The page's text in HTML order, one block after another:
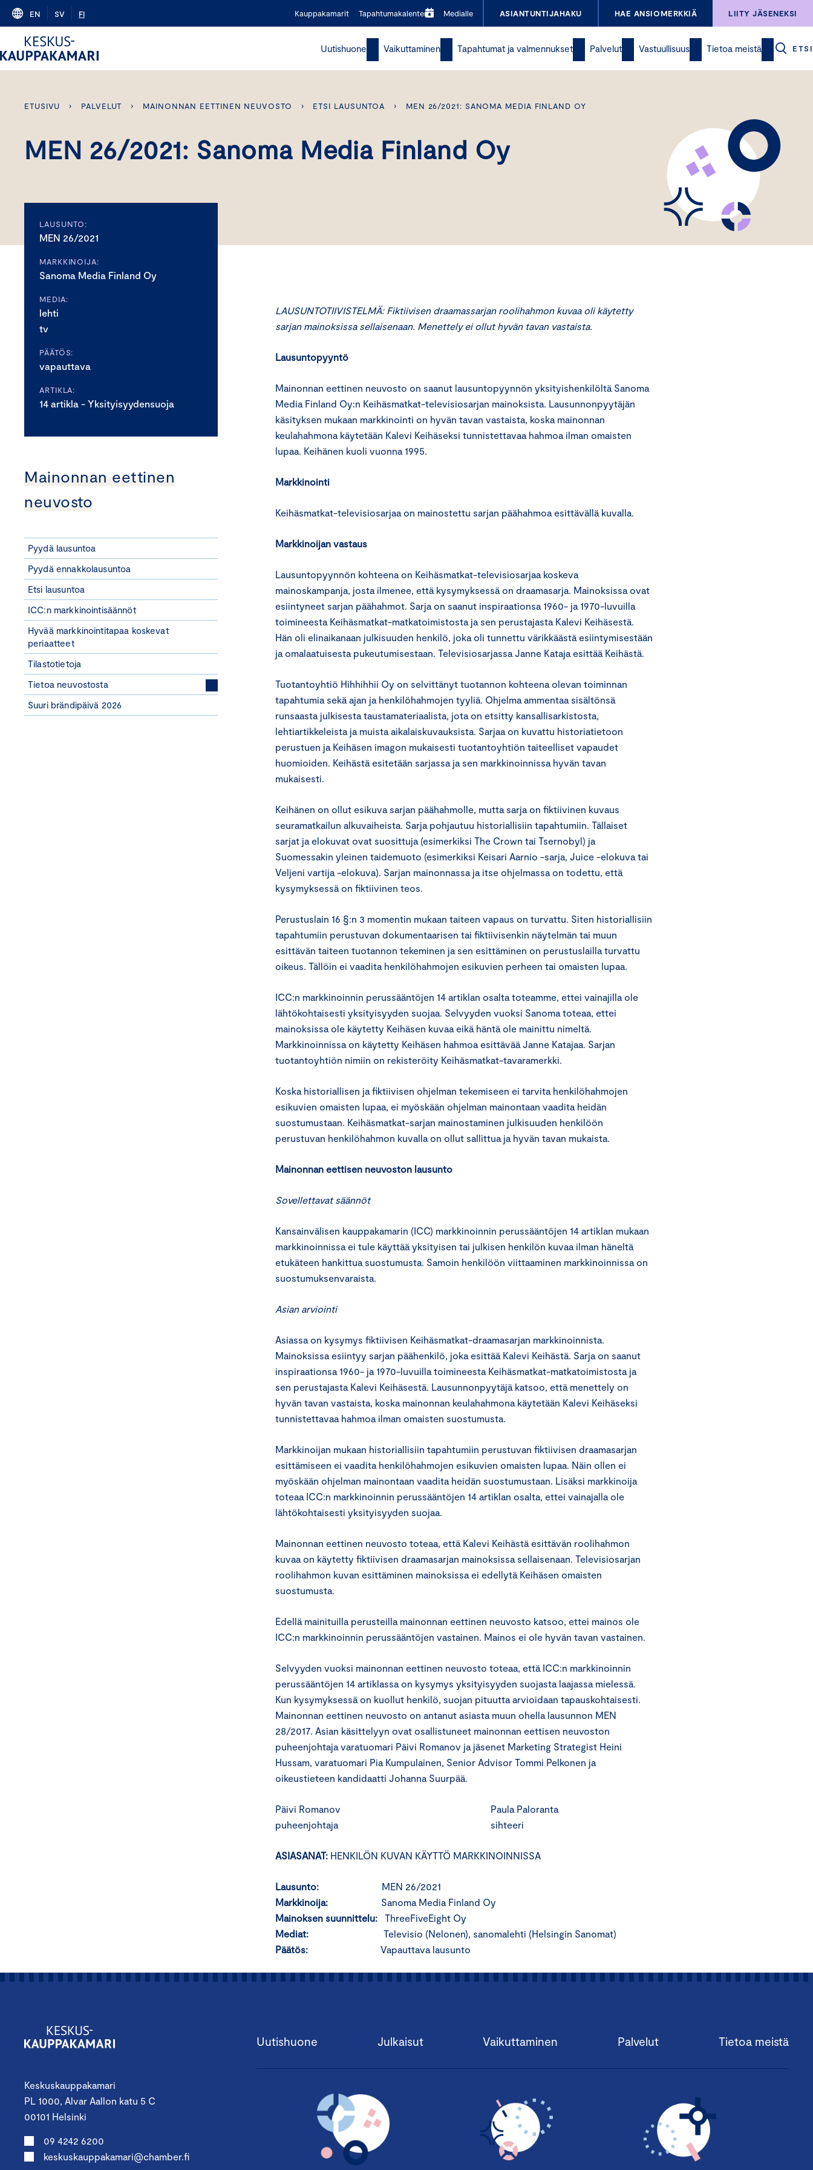
Skip
content
EN SV FI Kauppakamarit Tapahtumakalenteri Medialle ASIANTUNTIJAHAKU HAE ANSIOMERKKIÄ LIITY JÄSENEKSI
Uutishuone Vaikuttaminen Tapahtumat ja valmennukset Palvelut Vastuullisuus Tietoa meistä ETSI
ETUSIVU › PALVELUT › MAINONNAN EETTINEN NEUVOSTO › ETSI LAUSUNTOA › MEN 26/2021: SANOMA MEDIA FINLAND OY
MEN 26/2021: Sanoma Media Finland Oy
LAUSUNTO:
MEN 26/2021
MARKKINOIJA:
Sanoma Media Finland Oy
MEDIA:
lehti
tv
PÄÄTÖS:
vapauttava
ARTIKLA:
14 artikla - Yksityisyydensuoja
Mainonnan eettinen
neuvosto
Pyydä lausuntoa
Pyydä ennakkolausuntoa
Etsi lausuntoa
ICC:n markkinointisäännöt
Hyvää markkinointitapaa koskevat
periaatteet
Tilastotietoja
Tietoa neuvostosta
Suuri brändipäivä 2026
LAUSUNTOTIIVISTELMÄ: Fiktiivisen draamassarjan roolihahmon kuvaa oli käytetty
sarjan mainoksissa sellaisenaan. Menettely ei ollut hyvän tavan vastaista.
Lausuntopyyntö
Mainonnan eettinen neuvosto on saanut lausuntopyynnön yksityishenkilöltä Sanoma
Media Finland Oy:n Keihäsmatkat-televisiosarjan mainoksista. Lausunnonpyytäjän
käsityksen mukaan markkinointi on hyvän tavan vastaista, koska mainonnan
keulahahmona käytetään Kalevi Keihäseksi tunnistettavaa hahmoa ilman omaisten
lupaa. Keihänen kuoli vuonna 1995.
Markkinointi
Keihäsmatkat-televisiosarjaa on mainostettu sarjan päähahmoa esittävällä kuvalla.
Markkinoijan vastaus
Lausuntopyynnön kohteena on Keihäsmatkat-televisiosarjaa koskeva
mainoskampanja, josta ilmenee, että kysymyksessä on draamasarja. Mainoksissa ovat
esiintyneet sarjan päähahmot. Sarja on saanut inspiraationsa 1960- ja 1970-luvuilla
toimineesta Keihäsmatkat-matkatoimistosta ja sen perustajasta Kalevi Keihäsestä.
Hän oli elinaikanaan julkisuuden henkilö, joka oli tunnettu värikkäästä esiintymisestään
ja omalaatuisesta pukeutumisestaan. Televisiosarjassa Janne Kataja esittää Keihästä.
Tuotantoyhtiö Hihhihhii Oy on selvittänyt tuotannon kohteena olevan toiminnan
tapahtumia sekä ajan ja henkilöhahmojen tyyliä. Ohjelma ammentaa sisältönsä
runsaasta julkisesta taustamateriaalista, jota on etsitty kansallisarkistosta,
lehtiartikkeleista ja muista aikalaiskuvauksista. Sarjaa on kuvattu historiatietoon
perustuen ja Keihäsen imagon mukaisesti tuotantoyhtiön taiteelliset vapaudet
huomioiden. Keihästä esitetään sarjassa ja sen markkinoinnissa hyvän tavan
mukaisesti.
Keihänen on ollut esikuva sarjan päähahmolle, mutta sarja on fiktiivinen kuvaus
seuramatkailun alkuvaiheista. Sarja pohjautuu historiallisiin tapahtumiin. Tällaiset
sarjat ja elokuvat ovat suosittuja (esimerkiksi The Crown tai Tsernobyl) ja
Suomessakin yleinen taidemuoto (esimerkiksi Keisari Aarnio -sarja, Juice -elokuva tai
Veljeni vartija -elokuva). Sarjan mainonnassa ja itse ohjelmassa on todettu, että
kysymyksessä on fiktiivinen teos.
Perustuslain 16 §:n 3 momentin mukaan taiteen vapaus on turvattu. Siten historiallisiin
tapahtumiin perustuvan dokumentaarisen tai fiktiivisenkin näytelmän tai muun
esittävän taiteen tuotannon tekeminen ja sen esittäminen on perustuslailla turvattu
oikeus. Tällöin ei vaadita henkilöhahmojen esikuvien perheen tai omaisten lupaa.
ICC:n markkinoinnin perussääntöjen 14 artiklan osalta toteamme, ettei vainajilla ole
lähtökohtaisesti yksityisyyden suojaa. Selvyyden vuoksi Sanoma toteaa, ettei
mainoksissa ole käytetty Keihäsen kuvaa eikä häntä ole mainittu nimeltä.
Markkinoinnissa on käytetty Keihäsen hahmoa esittävää Janne Katajaa. Sarjan
tuotantoyhtiön nimiin on rekisteröity Keihäsmatkat-tavaramerkki.
Koska historiallisen ja fiktiivisen ohjelman tekemiseen ei tarvita henkilöhahmojen
esikuvien omaisten lupaa, ei myöskään ohjelman mainontaan vaadita heidän
suostumustaan. Keihäsmatkat-sarjan mainostaminen julkisuuden henkilöön
perustuvan henkilöhahmon kuvalla on ollut sallittua ja hyvän tavan mukaista.
Mainonnan eettisen neuvoston lausunto
Sovellettavat säännöt
Kansainvälisen kauppakamarin (ICC) markkinoinnin perussääntöjen 14 artiklan mukaan
markkinoinnissa ei tule käyttää yksityisen tai julkisen henkilön kuvaa ilman häneltä
etukäteen hankittua suostumusta. Samoin henkilöön viittaaminen markkinoinnissa on
suostumuksenvaraista.
Asian arviointi
Asiassa on kysymys fiktiivisen Keihäsmatkat-draamasarjan markkinoinnista.
Mainoksissa esiintyy sarjan päähenkilö, joka esittää Kalevi Keihästä. Sarja on saanut
inspiraationsa 1960- ja 1970-luvuilla toimineesta Keihäsmatkat-matkatoimistosta ja
sen perustajasta Kalevi Keihäsestä. Lausunnonpyytäjä katsoo, että menettely on
hyvän tavan vastaista, koska mainonnan keulahahmona käytetään Kalevi Keihäseksi
tunnistettavaa hahmoa ilman omaisten suostumusta.
Markkinoijan mukaan historiallisiin tapahtumiin perustuvan fiktiivisen draamasarjan
esittämiseen ei vaadita henkilöhahmojen esikuvien omaisten lupaa. Näin ollen ei
myöskään ohjelman mainontaan vaadita heidän suostumustaan. Lisäksi markkinoija
toteaa ICC:n markkinoinnin perussääntöjen 14 artiklan osalta, ettei vainajalla ole
lähtökohtaisesti yksityisyyden suojaa.
Mainonnan eettinen neuvosto toteaa, että Kalevi Keihästä esittävän roolihahmon
kuvaa on käytetty fiktiivisen draamasarjan mainoksissa sellaisenaan. Televisiosarjan
roolihahmon kuvan esittäminen mainoksissa ei edellytä Keihäsen omaisten
suostumusta.
Edellä mainituilla perusteilla mainonnan eettinen neuvosto katsoo, ettei mainos ole
ICC:n markkinoinnin perussääntöjen vastainen. Mainos ei ole hyvän tavan vastainen.
Selvyyden vuoksi mainonnan eettinen neuvosto toteaa, että ICC:n markkinoinnin
perussääntöjen 14 artiklassa on kysymys yksityisyyden suojasta laajassa mielessä.
Kun kysymyksessä on kuollut henkilö, suojan pituutta arvioidaan tapauskohtaisesti.
Mainonnan eettinen neuvosto on antanut asiasta muun ohella lausunnon MEN
28/2017. Asian käsittelyyn ovat osallistuneet mainonnan eettisen neuvoston
puheenjohtaja varatuomari Päivi Romanov ja jäsenet Marketing Strategist Heini
Hussam, varatuomari Pia Kumpulainen, Senior Advisor Tommi Pelkonen ja
oikeustieteen kandidaatti Johanna Suurpää.
Päivi Romanov Paula Paloranta
puheenjohtaja sihteeri
ASIASANAT: HENKILÖN KUVAN KÄYTTÖ MARKKINOINNISSA
Lausunto: MEN 26/2021
Markkinoija: Sanoma Media Finland Oy
Mainoksen suunnittelu: ThreeFiveEight Oy
Mediat: Televisio (Nelonen), sanomalehti (Helsingin Sanomat)
Päätös: Vapauttava lausunto
Keskuskauppakamari
PL 1000, Alvar Aallon katu 5 C
00101 Helsinki
09 4242 6200
keskuskauppakamari@chamber.fi
Uutishuone Julkaisut Vaikuttaminen Palvelut Tietoa meistä